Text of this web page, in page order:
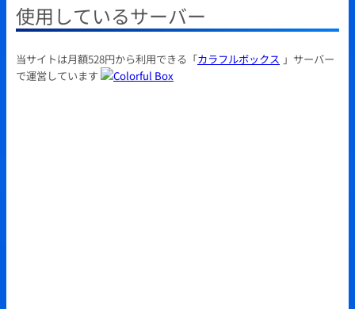
使用しているサーバー
当サイトは月額528円から利用できる「カラフルボックス 」サーバー
で運営しています